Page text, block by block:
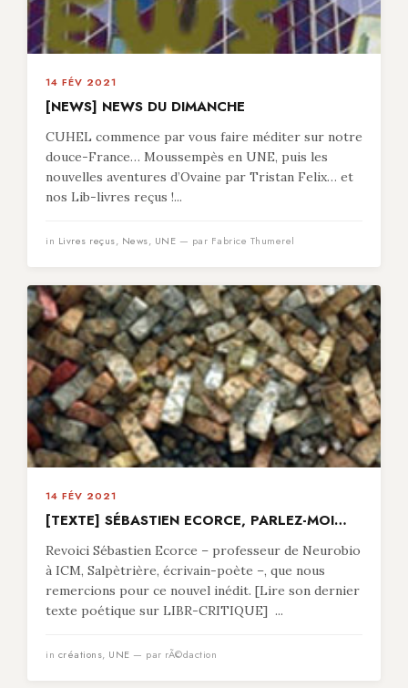
14 FÉV 2021
[NEWS] NEWS DU DIMANCHE
CUHEL commence par vous faire méditer sur notre
douce-France… Moussempès en UNE, puis les
nouvelles aventures d’Ovaine par Tristan Felix… et
nos Lib-livres reçus !...
in Livres reçus, News, UNE — par Fabrice Thumerel
14 FÉV 2021
[TEXTE] SÉBASTIEN ECORCE, PARLEZ-MOI…
Revoici Sébastien Ecorce – professeur de Neurobio
à ICM, Salpètrière, écrivain-poète –, que nous
remercions pour ce nouvel inédit. [Lire son dernier
texte poétique sur LIBR-CRITIQUE] ...
in créations, UNE — par rÃ©daction